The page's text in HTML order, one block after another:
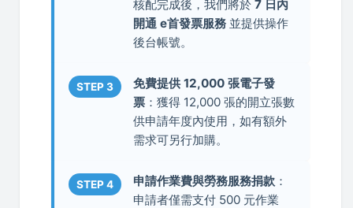
核配完成後，我們將於 7 日內
開通 e首發票服務 並提供操作
後台帳號。
STEP 3
免費提供 12,000 張電子發
票 ：獲得 12,000 張的開立張數
供申請年度內使用，如有額外
需求可另行加購。
STEP 4 申請作業費與勞務服務捐款 ：
申請者僅需支付 500 元作業